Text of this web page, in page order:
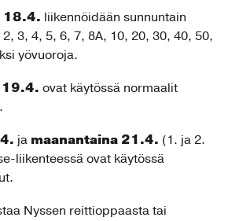
18.4. liikennöidään sunnuntain
3, 4, 5, 6, 7, 8A, 10, 20, 30, 40, 50,
yövuoroja.
19.4. ovat käytössä normaalit
ja maanantaina 21.4. (1. ja 2.
liikenteessä ovat käytössä
Nyssen reittioppaasta tai